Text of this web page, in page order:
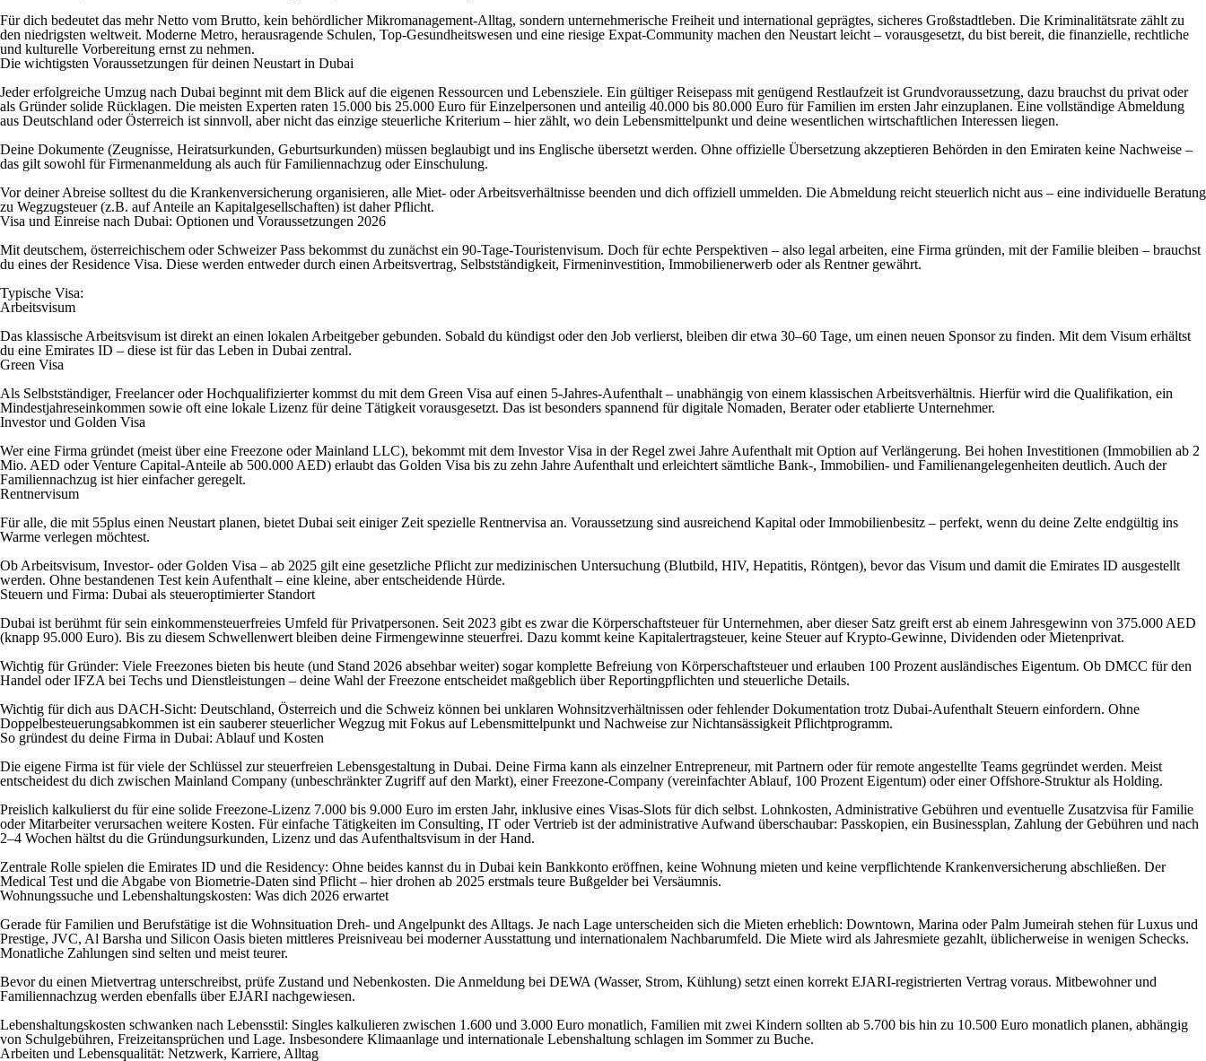
Für dich bedeutet das mehr Netto vom Brutto, kein behördlicher Mikromanagement-Alltag, sondern unternehmerische Freiheit und international geprägtes, sicheres Großstadtleben. Die Kriminalitätsrate zählt zu
den niedrigsten weltweit. Moderne Metro, herausragende Schulen, Top-Gesundheitswesen und eine riesige Expat-Community machen den Neustart leicht – vorausgesetzt, du bist bereit, die finanzielle, rechtliche
und kulturelle Vorbereitung ernst zu nehmen.
Die wichtigsten Voraussetzungen für deinen Neustart in Dubai
Jeder erfolgreiche Umzug nach Dubai beginnt mit dem Blick auf die eigenen Ressourcen und Lebensziele. Ein gültiger Reisepass mit genügend Restlaufzeit ist Grundvoraussetzung, dazu brauchst du privat oder
als Gründer solide Rücklagen. Die meisten Experten raten 15.000 bis 25.000 Euro für Einzelpersonen und anteilig 40.000 bis 80.000 Euro für Familien im ersten Jahr einzuplanen. Eine vollständige Abmeldung
aus Deutschland oder Österreich ist sinnvoll, aber nicht das einzige steuerliche Kriterium – hier zählt, wo dein Lebensmittelpunkt und deine wesentlichen wirtschaftlichen Interessen liegen.
Deine Dokumente (Zeugnisse, Heiratsurkunden, Geburtsurkunden) müssen beglaubigt und ins Englische übersetzt werden. Ohne offizielle Übersetzung akzeptieren Behörden in den Emiraten keine Nachweise –
das gilt sowohl für Firmenanmeldung als auch für Familiennachzug oder Einschulung.
Vor deiner Abreise solltest du die Krankenversicherung organisieren, alle Miet- oder Arbeitsverhältnisse beenden und dich offiziell ummelden. Die Abmeldung reicht steuerlich nicht aus – eine individuelle Beratung
zu Wegzugsteuer (z.B. auf Anteile an Kapitalgesellschaften) ist daher Pflicht.
Visa und Einreise nach Dubai: Optionen und Voraussetzungen 2026
Mit deutschem, österreichischem oder Schweizer Pass bekommst du zunächst ein 90-Tage-Touristenvisum. Doch für echte Perspektiven – also legal arbeiten, eine Firma gründen, mit der Familie bleiben – brauchst
du eines der Residence Visa. Diese werden entweder durch einen Arbeitsvertrag, Selbstständigkeit, Firmeninvestition, Immobilienerwerb oder als Rentner gewährt.
Typische Visa:
Arbeitsvisum
Das klassische Arbeitsvisum ist direkt an einen lokalen Arbeitgeber gebunden. Sobald du kündigst oder den Job verlierst, bleiben dir etwa 30–60 Tage, um einen neuen Sponsor zu finden. Mit dem Visum erhältst
du eine Emirates ID – diese ist für das Leben in Dubai zentral.
Green Visa
Als Selbstständiger, Freelancer oder Hochqualifizierter kommst du mit dem Green Visa auf einen 5-Jahres-Aufenthalt – unabhängig von einem klassischen Arbeitsverhältnis. Hierfür wird die Qualifikation, ein
Mindestjahreseinkommen sowie oft eine lokale Lizenz für deine Tätigkeit vorausgesetzt. Das ist besonders spannend für digitale Nomaden, Berater oder etablierte Unternehmer.
Investor und Golden Visa
Wer eine Firma gründet (meist über eine Freezone oder Mainland LLC), bekommt mit dem Investor Visa in der Regel zwei Jahre Aufenthalt mit Option auf Verlängerung. Bei hohen Investitionen (Immobilien ab 2
Mio. AED oder Venture Capital-Anteile ab 500.000 AED) erlaubt das Golden Visa bis zu zehn Jahre Aufenthalt und erleichtert sämtliche Bank-, Immobilien- und Familienangelegenheiten deutlich. Auch der
Familiennachzug ist hier einfacher geregelt.
Rentnervisum
Für alle, die mit 55plus einen Neustart planen, bietet Dubai seit einiger Zeit spezielle Rentnervisa an. Voraussetzung sind ausreichend Kapital oder Immobilienbesitz – perfekt, wenn du deine Zelte endgültig ins
Warme verlegen möchtest.
Ob Arbeitsvisum, Investor- oder Golden Visa – ab 2025 gilt eine gesetzliche Pflicht zur medizinischen Untersuchung (Blutbild, HIV, Hepatitis, Röntgen), bevor das Visum und damit die Emirates ID ausgestellt
werden. Ohne bestandenen Test kein Aufenthalt – eine kleine, aber entscheidende Hürde.
Steuern und Firma: Dubai als steueroptimierter Standort
Dubai ist berühmt für sein einkommensteuerfreies Umfeld für Privatpersonen. Seit 2023 gibt es zwar die Körperschaftsteuer für Unternehmen, aber dieser Satz greift erst ab einem Jahresgewinn von 375.000 AED
(knapp 95.000 Euro). Bis zu diesem Schwellenwert bleiben deine Firmengewinne steuerfrei. Dazu kommt keine Kapitalertragsteuer, keine Steuer auf Krypto-Gewinne, Dividenden oder Mietenprivat.
Wichtig für Gründer: Viele Freezones bieten bis heute (und Stand 2026 absehbar weiter) sogar komplette Befreiung von Körperschaftsteuer und erlauben 100 Prozent ausländisches Eigentum. Ob DMCC für den
Handel oder IFZA bei Techs und Dienstleistungen – deine Wahl der Freezone entscheidet maßgeblich über Reportingpflichten und steuerliche Details.
Wichtig für dich aus DACH-Sicht: Deutschland, Österreich und die Schweiz können bei unklaren Wohnsitzverhältnissen oder fehlender Dokumentation trotz Dubai-Aufenthalt Steuern einfordern. Ohne
Doppelbesteuerungsabkommen ist ein sauberer steuerlicher Wegzug mit Fokus auf Lebensmittelpunkt und Nachweise zur Nichtansässigkeit Pflichtprogramm.
So gründest du deine Firma in Dubai: Ablauf und Kosten
Die eigene Firma ist für viele der Schlüssel zur steuerfreien Lebensgestaltung in Dubai. Deine Firma kann als einzelner Entrepreneur, mit Partnern oder für remote angestellte Teams gegründet werden. Meist
entscheidest du dich zwischen Mainland Company (unbeschränkter Zugriff auf den Markt), einer Freezone-Company (vereinfachter Ablauf, 100 Prozent Eigentum) oder einer Offshore-Struktur als Holding.
Preislich kalkulierst du für eine solide Freezone-Lizenz 7.000 bis 9.000 Euro im ersten Jahr, inklusive eines Visas-Slots für dich selbst. Lohnkosten, Administrative Gebühren und eventuelle Zusatzvisa für Familie
oder Mitarbeiter verursachen weitere Kosten. Für einfache Tätigkeiten im Consulting, IT oder Vertrieb ist der administrative Aufwand überschaubar: Passkopien, ein Businessplan, Zahlung der Gebühren und nach
2–4 Wochen hältst du die Gründungsurkunden, Lizenz und das Aufenthaltsvisum in der Hand.
Zentrale Rolle spielen die Emirates ID und die Residency: Ohne beides kannst du in Dubai kein Bankkonto eröffnen, keine Wohnung mieten und keine verpflichtende Krankenversicherung abschließen. Der
Medical Test und die Abgabe von Biometrie-Daten sind Pflicht – hier drohen ab 2025 erstmals teure Bußgelder bei Versäumnis.
Wohnungssuche und Lebenshaltungskosten: Was dich 2026 erwartet
Gerade für Familien und Berufstätige ist die Wohnsituation Dreh- und Angelpunkt des Alltags. Je nach Lage unterscheiden sich die Mieten erheblich: Downtown, Marina oder Palm Jumeirah stehen für Luxus und
Prestige, JVC, Al Barsha und Silicon Oasis bieten mittleres Preisniveau bei moderner Ausstattung und internationalem Nachbarumfeld. Die Miete wird als Jahresmiete gezahlt, üblicherweise in wenigen Schecks.
Monatliche Zahlungen sind selten und meist teurer.
Bevor du einen Mietvertrag unterschreibst, prüfe Zustand und Nebenkosten. Die Anmeldung bei DEWA (Wasser, Strom, Kühlung) setzt einen korrekt EJARI-registrierten Vertrag voraus. Mitbewohner und
Familiennachzug werden ebenfalls über EJARI nachgewiesen.
Lebenshaltungskosten schwanken nach Lebensstil: Singles kalkulieren zwischen 1.600 und 3.000 Euro monatlich, Familien mit zwei Kindern sollten ab 5.700 bis hin zu 10.500 Euro monatlich planen, abhängig
von Schulgebühren, Freizeitansprüchen und Lage. Insbesondere Klimaanlage und internationale Lebenshaltung schlagen im Sommer zu Buche.
Arbeiten und Lebensqualität: Netzwerk, Karriere, Alltag